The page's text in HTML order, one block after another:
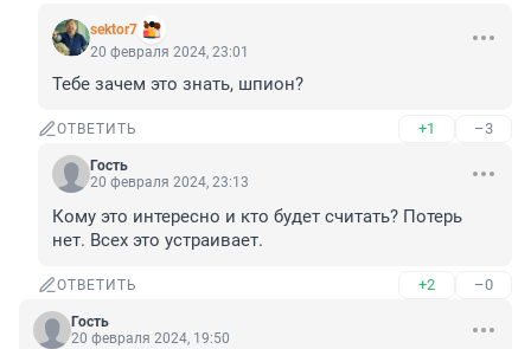
sektor7
20 февраля 2024, 23:01
Тебе зачем это знать, шпион?
ОТВЕТИТЬ +1 –3
Гость
20 февраля 2024, 23:13
Кому это интересно и кто будет считать? Потерь
нет. Всех это устраивает.
ОТВЕТИТЬ +2 –0
Гость
20 февраля 2024, 19:50